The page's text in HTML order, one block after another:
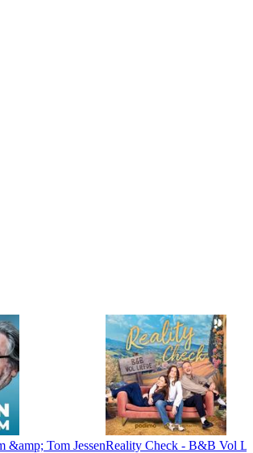
&amp; Tom JessenReality Check - B&B Vol